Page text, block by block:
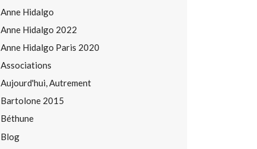
Anne Hidalgo
Anne Hidalgo 2022
Anne Hidalgo Paris 2020
Associations
Aujourd'hui, Autrement
Bartolone 2015
Béthune
Blog